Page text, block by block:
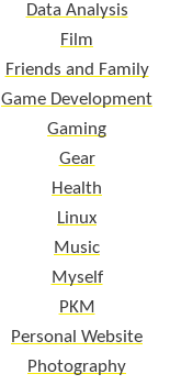
Data Analysis
Film
Friends and Family
Game Development
Gaming
Gear
Health
Linux
Music
Myself
PKM
Personal Website
Photography